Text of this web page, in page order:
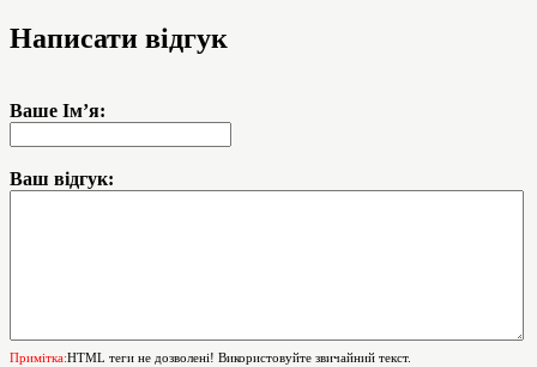
Написати відгук
Ваше Ім’я:
Ваш відгук:
Примітка:HTML теги не дозволені! Використовуйте звичайний текст.